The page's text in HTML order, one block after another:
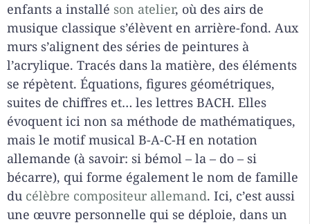
enfants a installé son atelier, où des airs de
musique classique s’élèvent en arrière-fond. Aux
murs s’alignent des séries de peintures à
l’acrylique. Tracés dans la matière, des éléments
se répètent. Équations, figures géométriques,
suites de chiffres et… les lettres BACH. Elles
évoquent ici non sa méthode de mathématiques,
mais le motif musical B-A-C-H en notation
allemande (à savoir: si bémol – la – do – si
bécarre), qui forme également le nom de famille
du célèbre compositeur allemand. Ici, c’est aussi
une œuvre personnelle qui se déploie, dans un